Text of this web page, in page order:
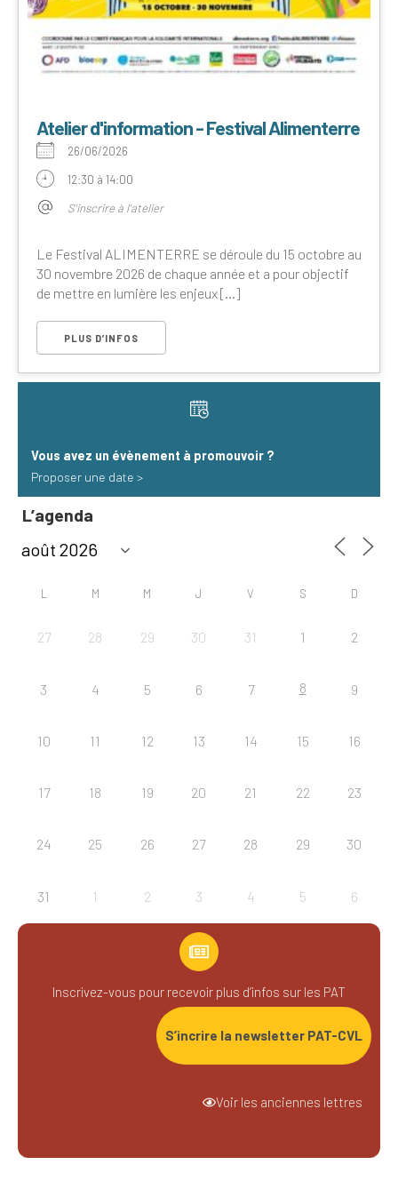
Atelier d'information - Festival Alimenterre
26/06/2026
12:30 à 14:00
S'inscrire à l'atelier
Le Festival ALIMENTERRE se déroule du 15 octobre au
30 novembre 2026 de chaque année et a pour objectif
de mettre en lumière les enjeux [...]
PLUS D’INFOS
Vous avez un évènement à promouvoir​ ?
Proposer une date >
L’agenda
L M M J V S D
27 28 29 30 31 1 2
3 4 5 6 7 8 9
10 11 12 13 14 15 16
17 18 19 20 21 22 23
24 25 26 27 28 29 30
31 1 2 3 4 5 6
Inscrivez-vous pour recevoir plus d’infos sur les PAT
S’incrire la newsletter PAT-CVL
Voir les anciennes lettres